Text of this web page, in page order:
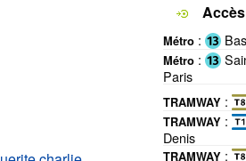
Accès
Métro :
Métro :
Paris
TRAMWAY :
TRAMWAY :
Denis
TRAMWAY :